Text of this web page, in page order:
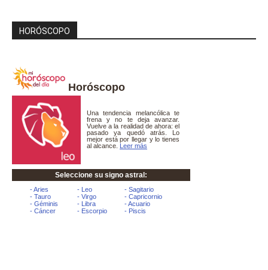
HORÓSCOPO
Horóscopo